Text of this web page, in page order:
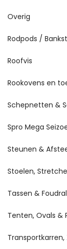
Overig
Rodpods /
Roofvis
Rookovens en
Schepnetten &
Spro Mega
Steunen &
Stoelen,
Tassen &
Tenten, Ovals &